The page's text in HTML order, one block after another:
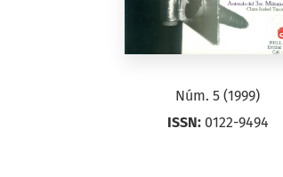
Núm. 5 (1999)
ISSN:0122-9494